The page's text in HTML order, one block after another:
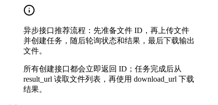
异步接口推荐流程：先准备文件 ID，再上传文件
并创建任务，随后轮询状态和结果，最后下载输出
文件。
所有创建接口都会立即返回 ID；任务完成后从
result_url 读取文件列表，再使用 download_url 下载
结果。